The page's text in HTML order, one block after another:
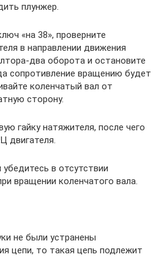
плунжер.
«на 38», проверните
в направлении движения
два оборота и остановите
сопротивление вращению будет
коленчатый вал от
сторону.
гайку натяжителя, после чего
двигателя.
в отсутствии
вращении коленчатого вала.
не были устранены
цепи, то такая цепь подлежит